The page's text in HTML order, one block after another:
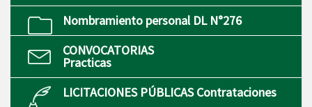
Nombramiento personal DL N°276
CONVOCATORIAS
Practicas
LICITACIONES PÚBLICAS Contrataciones